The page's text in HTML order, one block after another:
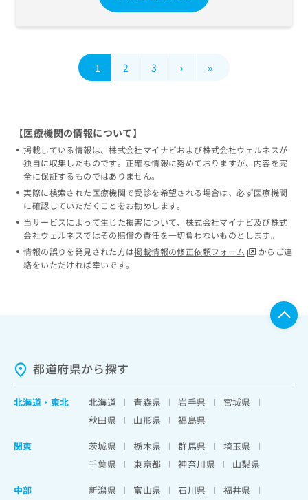
1 2 3 › »
【医療機関の情報について】
掲載している情報は、株式会社マイナビおよび株式会社ウェルネスが
独自に収集したものです。正確な情報に努めておりますが、内容を完
全に保証するものではありません。
実際に検索された医療機関で受診を希望される場合は、必ず医療機関
に確認していただくことをお勧めします。
当サービスによって生じた損害について、株式会社マイナビ及び株式
会社ウェルネスではその賠償の責任を一切負わないものとします。
情報の誤りを発見された方は掲載情報の修正依頼フォーム
からご連
絡をいただければ幸いです。
都道府県から探す
北海道 ・ 東北 北海道 青森県 岩手県
宮城県
秋田県
山形県
福島県
関東
茨城県 栃木県 群馬県
埼玉県
千葉県
東京都 神奈川県
山梨県
中部
新潟県 富山県 石川県
福井県